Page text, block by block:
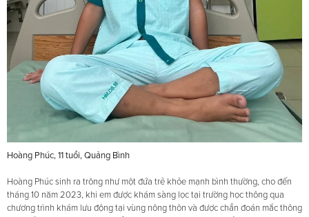
Hoàng Phúc, 11 tuổi, Quảng Bình
Hoàng Phúc sinh ra trông như một đứa trẻ khỏe mạnh bình thường, cho đến
tháng 10 năm 2023, khi em được khám sàng lọc tại trường học thông qua
chương trình khám lưu động tại vùng nông thôn và được chẩn đoán mắc thông